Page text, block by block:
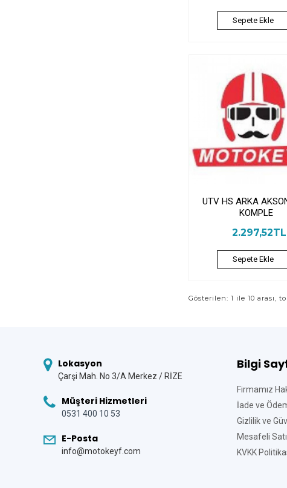
Sepete Ekle
UTV HS ARKA
KOMPLE
2.297,52TL
Sepete Ekle
Gösterilen: 1 ile 10 arası,
Lokasyon
Çarşi Mah. No 3/A Merkez / RİZE
Müşteri Hizmetleri
0531 400 10 53
E-Posta
info@motokeyf.com
Bilgi
Firmamız
İade ve
Gizlilik ve
Mesafeli
KVKK